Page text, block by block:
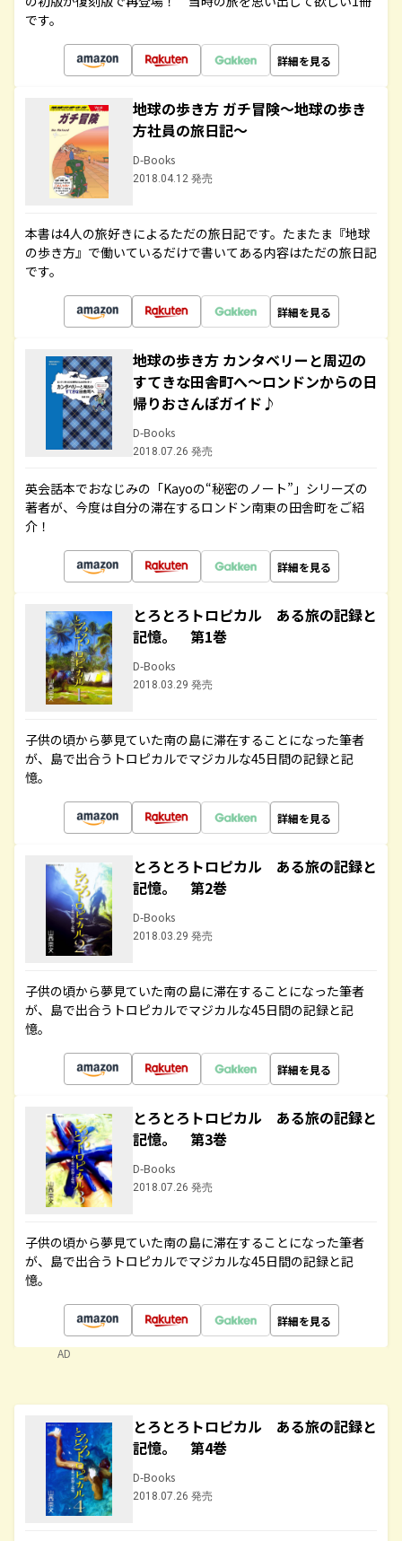
です。
詳細を見る
地球の歩き方 ガチ冒険～地球の歩き
方社員の旅日記～
D-Books
2018.04.12 発売
本書は4人の旅好きによるただの旅日記です。たまたま『地球
の歩き方』で働いているだけで書いてある内容はただの旅日記
です。
詳細を見る
地球の歩き方 カンタベリーと周辺の
すてきな田舎町へ～ロンドンからの日
帰りおさんぽガイド♪
D-Books
2018.07.26 発売
英会話本でおなじみの「Kayoの“秘密のノート”」シリーズの
著者が、今度は自分の滞在するロンドン南東の田舎町をご紹
介！
詳細を見る
とろとろトロピカル ある旅の記録と
記憶。 第1巻
D-Books
2018.03.29 発売
子供の頃から夢見ていた南の島に滞在することになった筆者
が、島で出合うトロピカルでマジカルな45日間の記録と記
憶。
詳細を見る
とろとろトロピカル ある旅の記録と
記憶。 第2巻
D-Books
2018.03.29 発売
子供の頃から夢見ていた南の島に滞在することになった筆者
が、島で出合うトロピカルでマジカルな45日間の記録と記
憶。
詳細を見る
とろとろトロピカル ある旅の記録と
記憶。 第3巻
D-Books
2018.07.26 発売
子供の頃から夢見ていた南の島に滞在することになった筆者
が、島で出合うトロピカルでマジカルな45日間の記録と記
憶。
詳細を見る
AD
とろとろトロピカル ある旅の記録と
記憶。 第4巻
D-Books
2018.07.26 発売